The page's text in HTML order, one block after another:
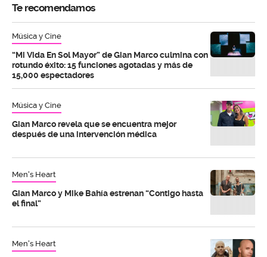
Te recomendamos
Música y Cine
“Mi Vida En Sol Mayor” de Gian Marco culmina con
rotundo éxito: 15 funciones agotadas y más de
15,000 espectadores
Música y Cine
Gian Marco revela que se encuentra mejor
después de una intervención médica
Men's Heart
Gian Marco y Mike Bahía estrenan “Contigo hasta
el final”
Men's Heart